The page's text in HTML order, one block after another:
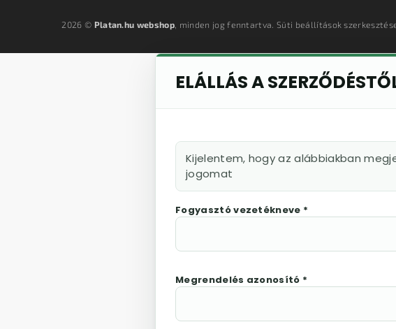
2026 © Platan.hu webshop, minden jog fenntartva.Süti beállítások
ELÁLLÁS A
Kijelentem, hogy az alábbiakban
jogomat
Fogyasztó vezetékneve *
Megrendelés azonosító *